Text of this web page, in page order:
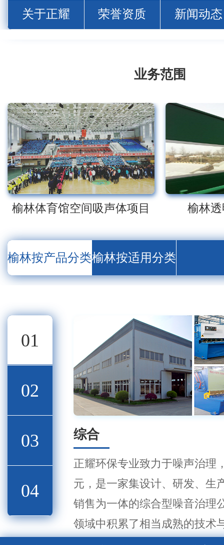
关于正耀 荣誉资质 新闻动态
业务范围
榆林体育馆空间吸声体项目 榆林
榆林按产品分类榆林按适用分类
综合
正耀环保专业致力于噪声治理
元，是一家集设计、研发、生
销售为一体的综合型噪音治理
领域中积累了相当成熟的技术
01
02
03
04